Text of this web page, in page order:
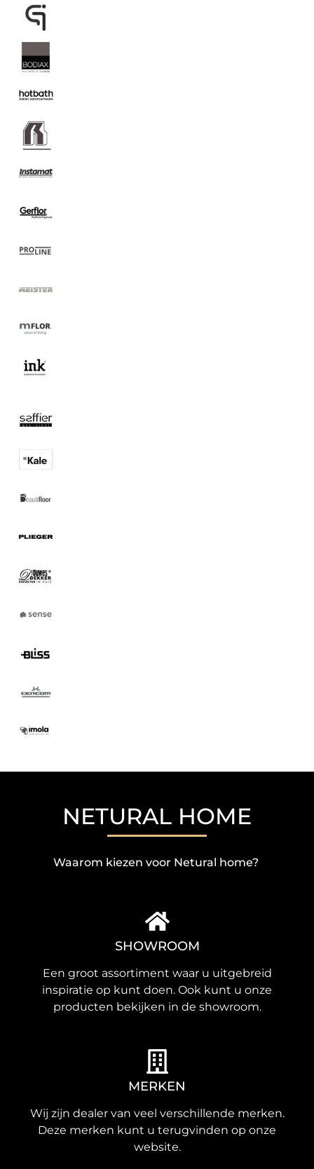
NETURAL HOME
Waarom kiezen voor Netural home?
SHOWROOM
Een groot assortiment waar u uitgebreid
inspiratie op kunt doen. Ook kunt u onze
producten bekijken in de showroom.
MERKEN
Wij zijn dealer van veel verschillende merken.
Deze merken kunt u terugvinden op onze
website.